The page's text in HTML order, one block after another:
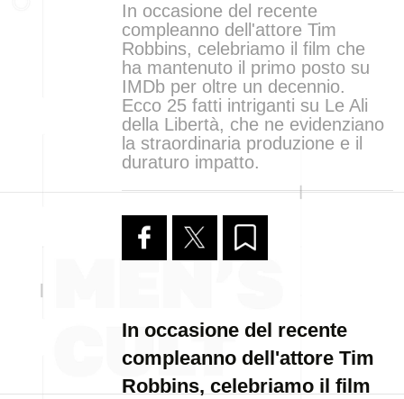
In occasione del recente
compleanno dell'attore Tim
Robbins, celebriamo il film che
ha mantenuto il primo posto su
IMDb per oltre un decennio.
Ecco 25 fatti intriganti su Le Ali
della Libertà, che ne evidenziano
la straordinaria produzione e il
duraturo impatto.
In occasione del recente
compleanno dell'attore Tim
Robbins, celebriamo il film